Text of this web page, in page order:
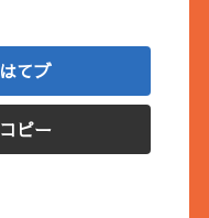
はてブ
コピー